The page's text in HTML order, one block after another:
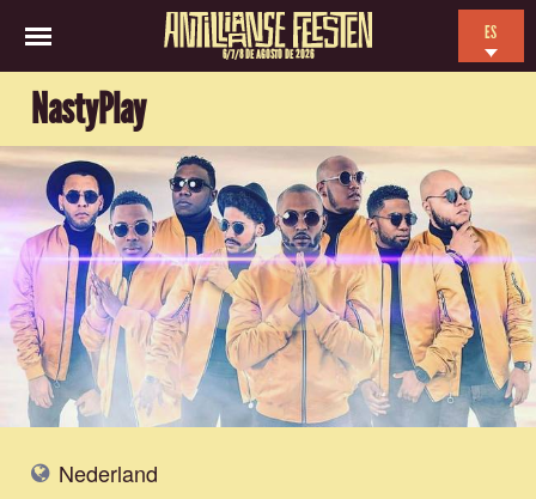
6/7/8 DE AGOSTO DE 2026
ES
NastyPlay
Nederland